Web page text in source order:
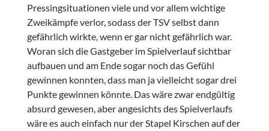
Pressingsituationen viele und vor allem wichtige
Zweikämpfe verlor, sodass der TSV selbst dann
gefährlich wirkte, wenn er gar nicht gefährlich war.
Woran sich die Gastgeber im Spielverlauf sichtbar
aufbauen und am Ende sogar noch das Gefühl
gewinnen konnten, dass man ja vielleicht sogar drei
Punkte gewinnen könnte. Das wäre zwar endgültig
absurd gewesen, aber angesichts des Spielverlaufs
wäre es auch einfach nur der Stapel Kirschen auf der